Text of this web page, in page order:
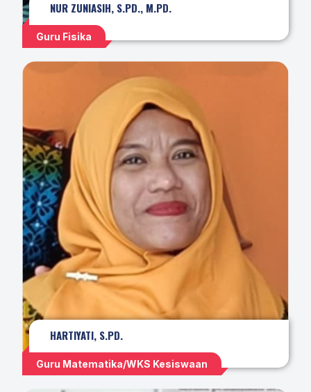
NUR ZUNIASIH, S.PD., M.PD.
Guru Fisika
HARTIYATI, S.PD.
Guru Matematika/WKS Kesiswaan